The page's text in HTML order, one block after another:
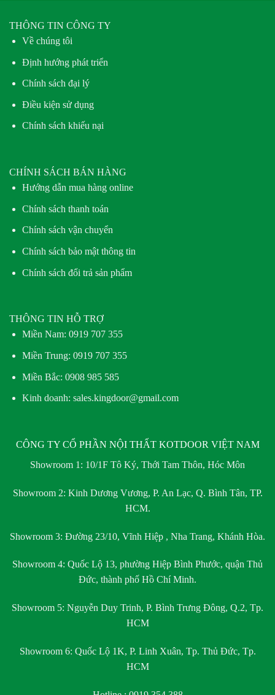
THÔNG TIN CÔNG TY
Về chúng tôi
Định hướng phát triển
Chính sách đại lý
Điều kiện sử dụng
Chính sách khiếu nại
CHÍNH SÁCH BÁN HÀNG
Hướng dẫn mua hàng online
Chính sách thanh toán
Chính sách vận chuyển
Chính sách bảo mật thông tin
Chính sách đổi trả sản phẩm
THÔNG TIN HỖ TRỢ
Miền Nam: 0919 707 355
Miền Trung: 0919 707 355
Miền Bắc: 0908 985 585
Kinh doanh: sales.kingdoor@gmail.com
CÔNG TY CỔ PHẦN NỘI THẤT KOTDOOR VIỆT NAM
Showroom 1: 10/1F Tô Ký, Thới Tam Thôn, Hóc Môn
Showroom 2: Kinh Dương Vương, P. An Lạc, Q. Bình Tân, TP.
HCM.
Showroom 3: Đường 23/10, Vĩnh Hiệp , Nha Trang, Khánh Hòa.
Showroom 4: Quốc Lộ 13, phường Hiệp Bình Phước, quận Thủ
Đức, thành phố Hồ Chí Minh.
Showroom 5: Nguyễn Duy Trinh, P. Bình Trưng Đông, Q.2, Tp.
HCM
Showroom 6: Quốc Lộ 1K, P. Linh Xuân, Tp. Thủ Đức, Tp.
HCM